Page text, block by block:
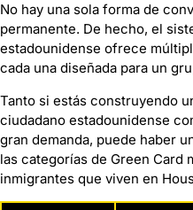
No hay una sola forma de
permanente. De hecho, el
estadounidense ofrece
cada una diseñada para un
Tanto si estás construyendo
ciudadano estadounidense
gran demanda, puede haber
las categorías de Green Card
inmigrantes que viven en